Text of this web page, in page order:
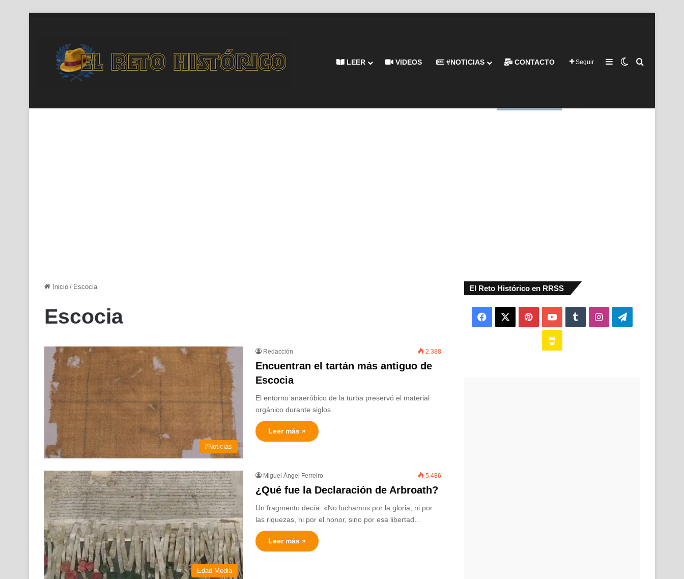
LEER VIDEOS #NOTICIAS CONTACTO Seguir Barra lateral
Switch skin
Inicio / Escocia
Escocia
#Noticias
Redacción 2.388
Encuentran el tartán más antiguo de
Escocia
El entorno anaeróbico de la turba preservó el material
orgánico durante siglos
Leer más »
Edad Media
Miguel Ángel Ferreiro 5.486
¿Qué fue la Declaración de Arbroath?
Un fragmento decía: «No luchamos por la gloria, ni por
las riquezas, ni por el honor, sino por esa libertad…
Leer más »
El Reto Histórico en RRSS
Facebook PinterestYouTubeTumblrInstagramTelegram